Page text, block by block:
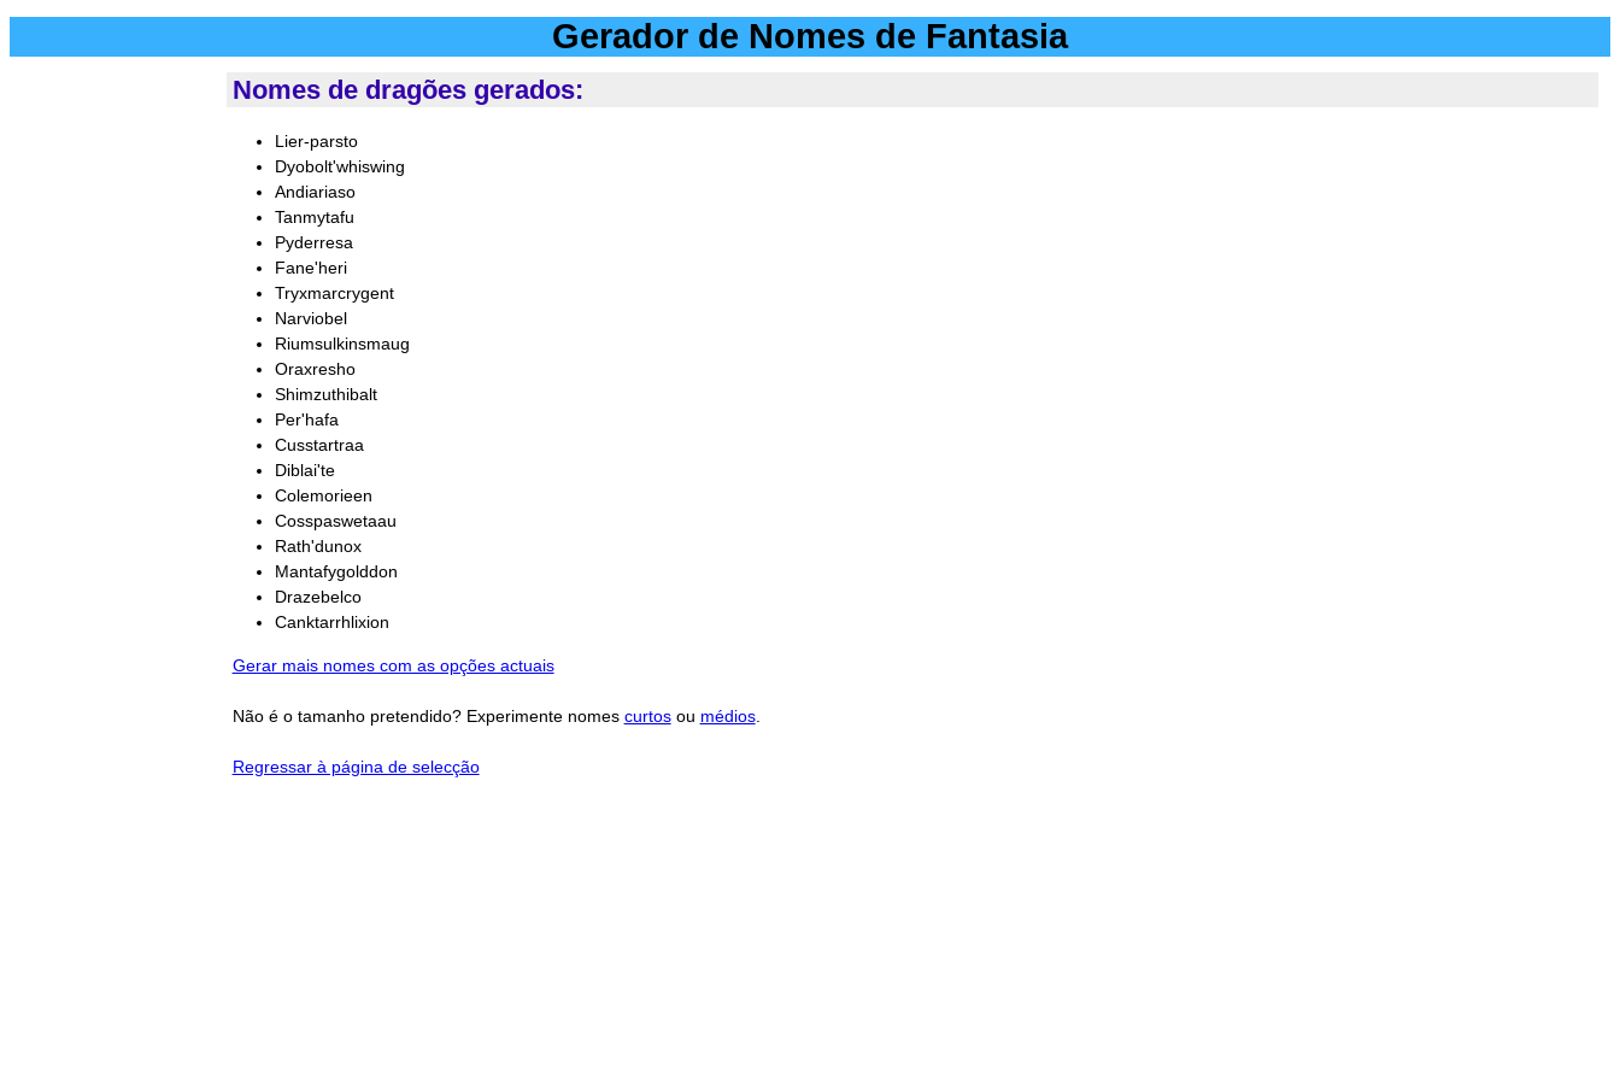
Gerador de Nomes de Fantasia
Nomes de dragões gerados:
Lier-parsto
Dyobolt'whiswing
Andiariaso
Tanmytafu
Pyderresa
Fane'heri
Tryxmarcrygent
Narviobel
Riumsulkinsmaug
Oraxresho
Shimzuthibalt
Per'hafa
Cusstartraa
Diblai'te
Colemorieen
Cosspaswetaau
Rath'dunox
Mantafygolddon
Drazebelco
Canktarrhlixion
Gerar mais nomes com as opções actuais
Não é o tamanho pretendido? Experimente nomes curtosou médios.
Regressar à página de selecção